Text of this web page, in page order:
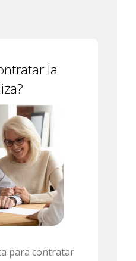
la
para contratar